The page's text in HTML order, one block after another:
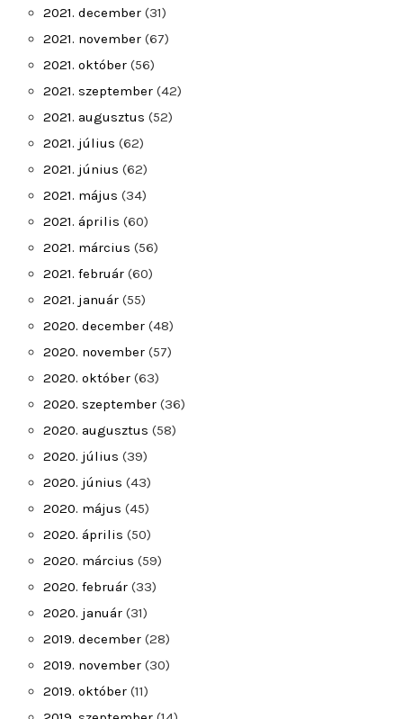
2021. december (31)
2021. november (67)
2021. október (56)
2021. szeptember (42)
2021. augusztus (52)
2021. július (62)
2021. június (62)
2021. május (34)
2021. április (60)
2021. március (56)
2021. február (60)
2021. január (55)
2020. december (48)
2020. november (57)
2020. október (63)
2020. szeptember (36)
2020. augusztus (58)
2020. július (39)
2020. június (43)
2020. május (45)
2020. április (50)
2020. március (59)
2020. február (33)
2020. január (31)
2019. december (28)
2019. november (30)
2019. október (11)